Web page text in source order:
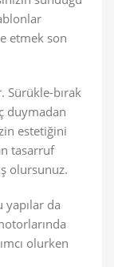
etmek son
Sürükle-bırak
duymadan
estetiğini
tasarruf
olursunuz.
yapılar da
olurken